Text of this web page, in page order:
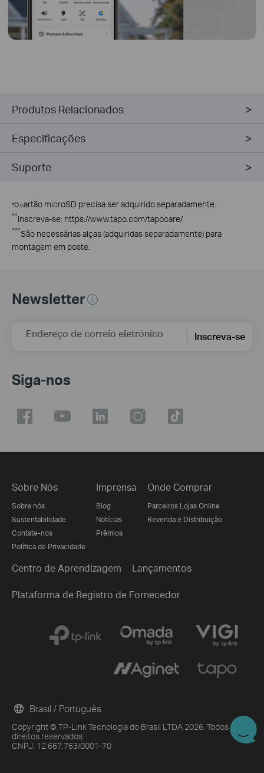
Produtos Relacionados
Especificações
Suporte
*O cartão microSD precisa ser adquirido separadamente.
**Inscreva-se: https://www.tapo.com/tapocare/
***São necessárias alças (adquiridas separadamente) para
montagem em poste.
Newsletter
Endereço de correio eletrónico Inscreva-se
Siga-nos
Sobre Nós
Sobre nós
Sustentabilidade
Contate-nos
Política de Privacidade
Imprensa
Blog
Notícias
Prêmios
Onde Comprar
Parceiros Lojas Online
Revenda e Distribuição
Centro de Aprendizagem Lançamentos
Plataforma de Registro de Fornecedor
Copyright © TP-Link Tecnologia do Brasil LTDA 2026. Todos os
direitos reservados.
CNPJ: 12.667.763/0001-70
Brasil / Português